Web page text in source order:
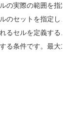
の実際の範囲を指
のセットを指定し
るセルを定義する
る条件です。最大